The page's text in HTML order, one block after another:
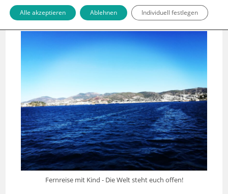
Fernreise mit Kind - Die Welt steht euch offen!
Alle akzeptieren Ablehnen Individuell festlegen